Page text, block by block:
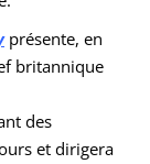
présente, en
britannique
des
et dirigera